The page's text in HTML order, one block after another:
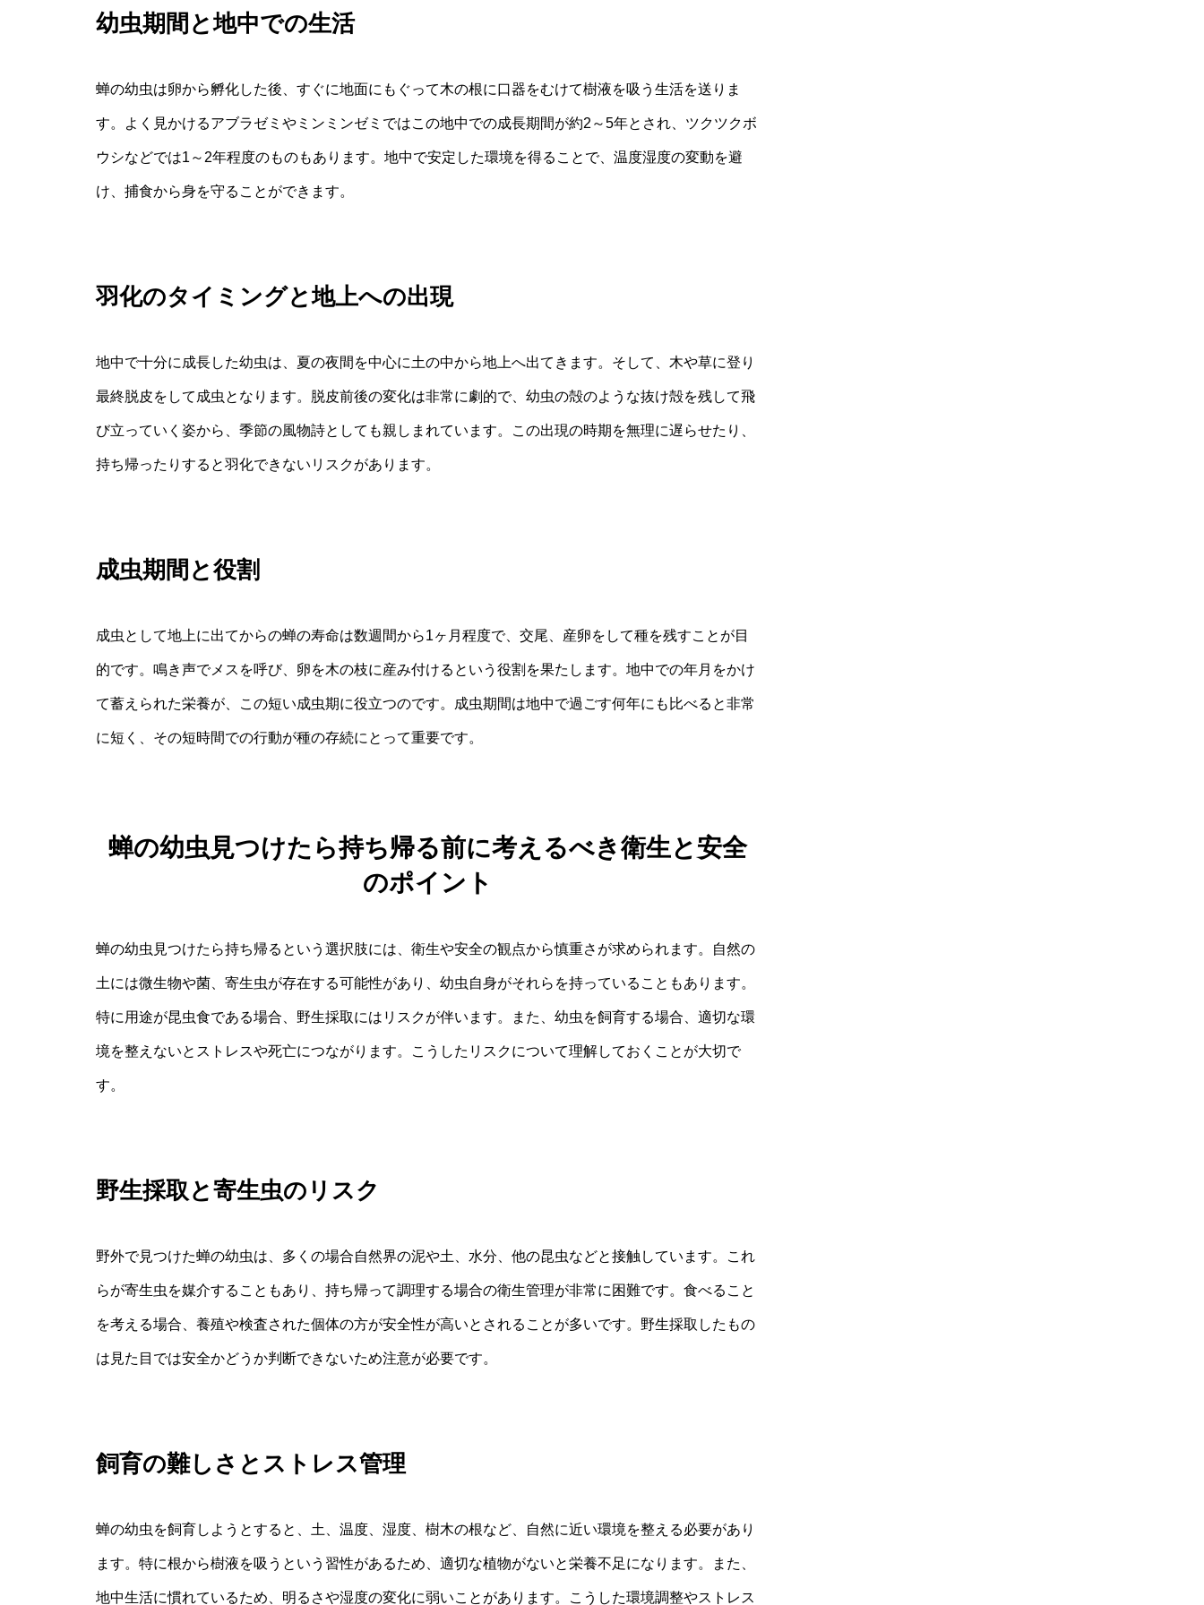
幼虫期間と地中での生活
蝉の幼虫は卵から孵化した後、すぐに地面にもぐって木の根に口器をむけて樹液を吸う生活を送りま
す。よく見かけるアブラゼミやミンミンゼミではこの地中での成長期間が約2～5年とされ、ツクツクボ
ウシなどでは1～2年程度のものもあります。地中で安定した環境を得ることで、温度湿度の変動を避
け、捕食から身を守ることができます。
羽化のタイミングと地上への出現
地中で十分に成長した幼虫は、夏の夜間を中心に土の中から地上へ出てきます。そして、木や草に登り
最終脱皮をして成虫となります。脱皮前後の変化は非常に劇的で、幼虫の殻のような抜け殻を残して飛
び立っていく姿から、季節の風物詩としても親しまれています。この出現の時期を無理に遅らせたり、
持ち帰ったりすると羽化できないリスクがあります。
成虫期間と役割
成虫として地上に出てからの蝉の寿命は数週間から1ヶ月程度で、交尾、産卵をして種を残すことが目
的です。鳴き声でメスを呼び、卵を木の枝に産み付けるという役割を果たします。地中での年月をかけ
て蓄えられた栄養が、この短い成虫期に役立つのです。成虫期間は地中で過ごす何年にも比べると非常
に短く、その短時間での行動が種の存続にとって重要です。
蝉の幼虫見つけたら持ち帰る前に考えるべき衛生と安全
のポイント
蝉の幼虫見つけたら持ち帰るという選択肢には、衛生や安全の観点から慎重さが求められます。自然の
土には微生物や菌、寄生虫が存在する可能性があり、幼虫自身がそれらを持っていることもあります。
特に用途が昆虫食である場合、野生採取にはリスクが伴います。また、幼虫を飼育する場合、適切な環
境を整えないとストレスや死亡につながります。こうしたリスクについて理解しておくことが大切で
す。
野生採取と寄生虫のリスク
野外で見つけた蝉の幼虫は、多くの場合自然界の泥や土、水分、他の昆虫などと接触しています。これ
らが寄生虫を媒介することもあり、持ち帰って調理する場合の衛生管理が非常に困難です。食べること
を考える場合、養殖や検査された個体の方が安全性が高いとされることが多いです。野生採取したもの
は見た目では安全かどうか判断できないため注意が必要です。
飼育の難しさとストレス管理
蝉の幼虫を飼育しようとすると、土、温度、湿度、樹木の根など、自然に近い環境を整える必要があり
ます。特に根から樹液を吸うという習性があるため、適切な植物がないと栄養不足になります。また、
地中生活に慣れているため、明るさや湿度の変化に弱いことがあります。こうした環境調整やストレス